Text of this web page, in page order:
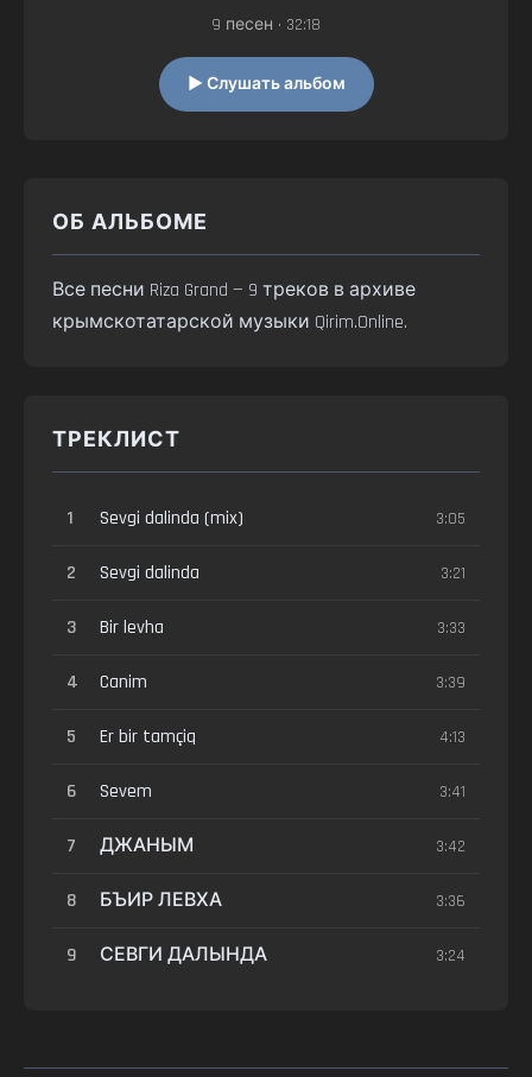
9 песен • 32:18
▶ Слушать альбом
ОБ АЛЬБОМЕ
Все песни Riza Grand — 9 треков в архиве
крымскотатарской музыки Qirim.Online.
ТРЕКЛИСТ
1 Sevgi dalinda (mix) 3:05
2 Sevgi dalinda 3:21
3 Bir levha 3:33
4 Canim 3:39
5 Er bir tamçiq 4:13
6 Sevem 3:41
7 ДЖАНЫМ 3:42
8 БЪИР ЛЕВХА 3:36
9 СЕВГИ ДАЛЫНДА 3:24